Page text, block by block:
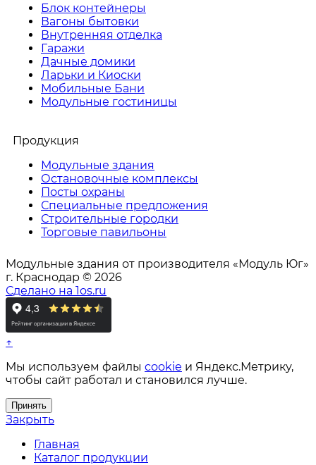
Блок контейнеры
Вагоны бытовки
Внутренняя отделка
Гаражи
Дачные домики
Ларьки и Киоски
Мобильные Бани
Модульные гостиницы
Продукция
Модульные здания
Остановочные комплексы
Посты охраны
Специальные предложения
Строительные городки
Торговые павильоны
Модульные здания от производителя «Модуль Юг»
г. Краснодар © 2026
Сделано на 1os.ru
↑
Мы используем файлы cookie и Яндекс.Метрику,
чтобы сайт работал и становился лучше.
Принять
Закрыть
Главная
Каталог продукции